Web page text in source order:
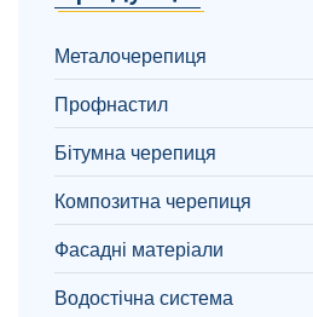
Металочерепиця
Профнастил
Бітумна черепиця
Композитна черепиця
Фасадні матеріали
Водостічна система